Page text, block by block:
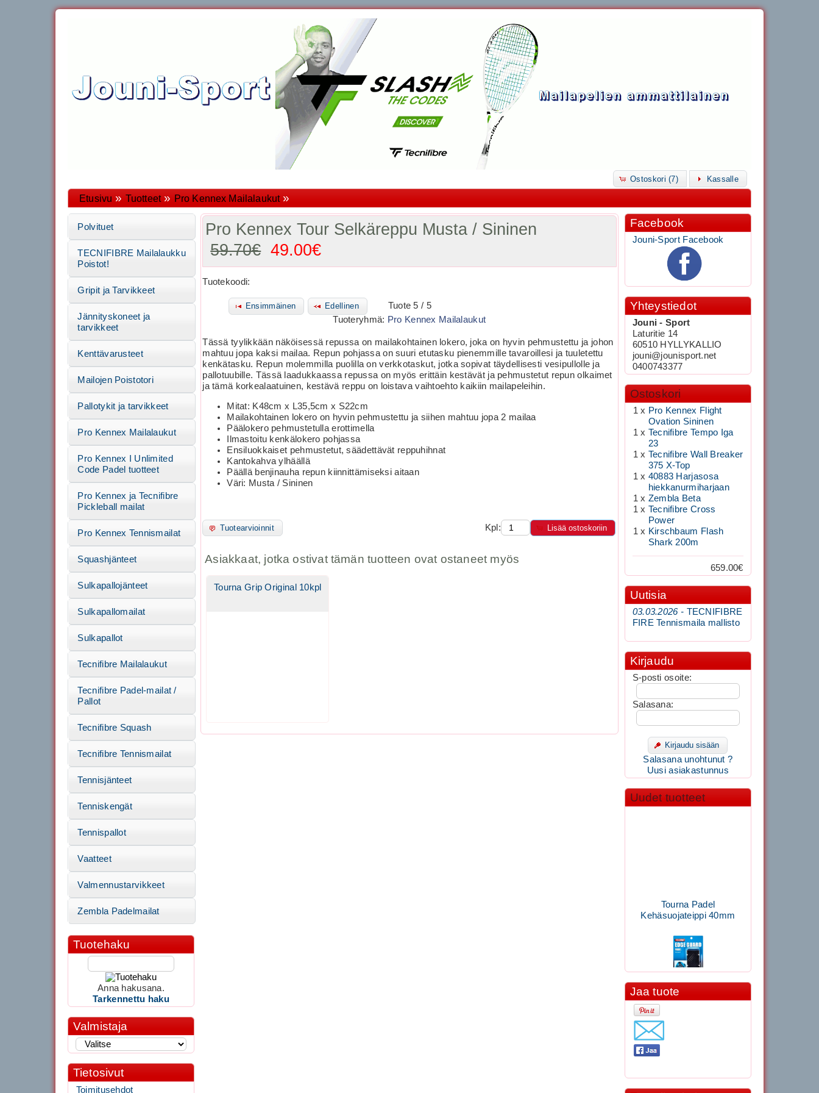
Ostoskori (7) Kassalle
Etusivu » Tuotteet» Pro Kennex Mailalaukut»
Pro Kennex Tour Selkäreppu Musta / Sininen
59.70€ 49.00€
Tuotekoodi:
Ensimmäinen Edellinen
Tuote 5 / 5
Tuoteryhmä: Pro Kennex Mailalaukut
Tässä tyylikkään näköisessä repussa on mailakohtainen lokero, joka on hyvin pehmustettu ja johon
mahtuu jopa kaksi mailaa. Repun pohjassa on suuri etutasku pienemmille tavaroillesi ja tuuletettu
kenkätasku. Repun molemmilla puolilla on verkkotaskut, jotka sopivat täydellisesti vesipullolle ja
pallotuubille. Tässä laadukkaassa repussa on myös erittäin kestävät ja pehmustetut repun olkaimet
ja tämä korkealaatuinen, kestävä reppu on loistava vaihtoehto kaikiin mailapeleihin.
Mitat: K48cm x L35,5cm x S22cm
Mailakohtainen lokero on hyvin pehmustettu ja siihen mahtuu jopa 2 mailaa
Päälokero pehmustetulla erottimella
Ilmastoitu kenkälokero pohjassa
Ensiluokkaiset pehmustetut, säädettävät reppuhihnat
Kantokahva ylhäällä
Päällä benjinauha repun kiinnittämiseksi aitaan
Väri: Musta / Sininen
Kpl: Lisää ostoskoriin
Tuotearvioinnit
Asiakkaat, jotka ostivat tämän tuotteen ovat ostaneet myös
Tourna Grip Original 10kpl
Polvituet
TECNIFIBRE Mailalaukku
Poistot!
Gripit ja Tarvikkeet
Jännityskoneet ja
tarvikkeet
Kenttävarusteet
Mailojen Poistotori
Pallotykit ja tarvikkeet
Pro Kennex Mailalaukut
Pro Kennex I Unlimited
Code Padel tuotteet
Pro Kennex ja Tecnifibre
Pickleball mailat
Pro Kennex Tennismailat
Squashjänteet
Sulkapallojänteet
Sulkapallomailat
Sulkapallot
Tecnifibre Mailalaukut
Tecnifibre Padel-mailat /
Pallot
Tecnifibre Squash
Tecnifibre Tennismailat
Tennisjänteet
Tenniskengät
Tennispallot
Vaatteet
Valmennustarvikkeet
Zembla Padelmailat
Tuotehaku
Anna hakusana.
Tarkennettu haku
Valmistaja
Tietosivut
Toimitusehdot
Facebook
Jouni-Sport Facebook
Yhteystiedot
Jouni - Sport
Laturitie 14
60510 HYLLYKALLIO
jouni@jounisport.net
0400743377
Ostoskori
1 x Pro Kennex Flight
Ovation Sininen
1 x Tecnifibre Tempo Iga
23
1 x Tecnifibre Wall Breaker
375 X-Top
1 x 40883 Harjasosa
hiekkanurmiharjaan
1 x Zembla Beta
1 x Tecnifibre Cross
Power
1 x Kirschbaum Flash
Shark 200m
659.00€
Uutisia
03.03.2026 - TECNIFIBRE
FIRE Tennismaila mallisto
Kirjaudu
S-posti osoite:
Salasana:
Kirjaudu sisään
Salasana unohtunut ?
Uusi asiakastunnus
Uudet tuotteet
Kehäsuojateippi 40mm
Laadukas Tournan keh...
Jännityskone (Pöytämalli)
Jaa tuote